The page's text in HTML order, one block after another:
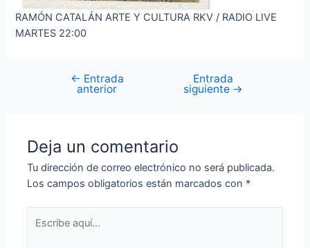
RAMÓN CATALÁN ARTE Y CULTURA RKV / RADIO LIVE
MARTES 22:00
Navegación
← Entrada
anterior
Entrada
siguiente →
Deja un comentario
Tu dirección de correo electrónico no será publicada.
Los campos obligatorios están marcados con *
aquí...